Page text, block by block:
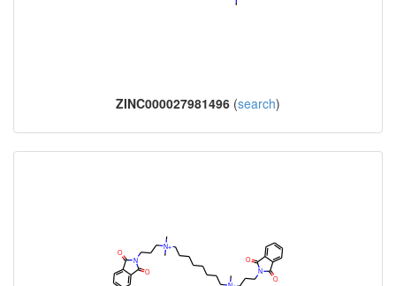
ZINC000027981496 (search)